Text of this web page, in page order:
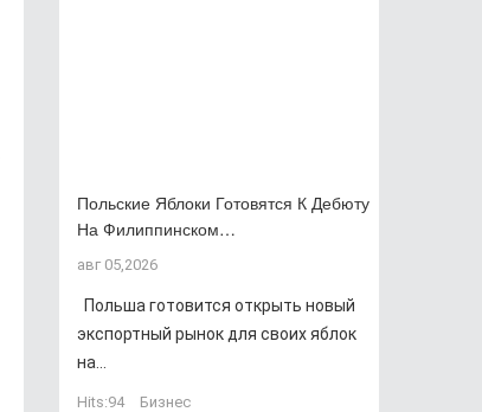
Польские Яблоки Готовятся К Дебюту
На Филиппинском…
авг 05,2026
Польша готовится открыть новый
экспортный рынок для своих яблок
на...
Hits:94 Бизнес